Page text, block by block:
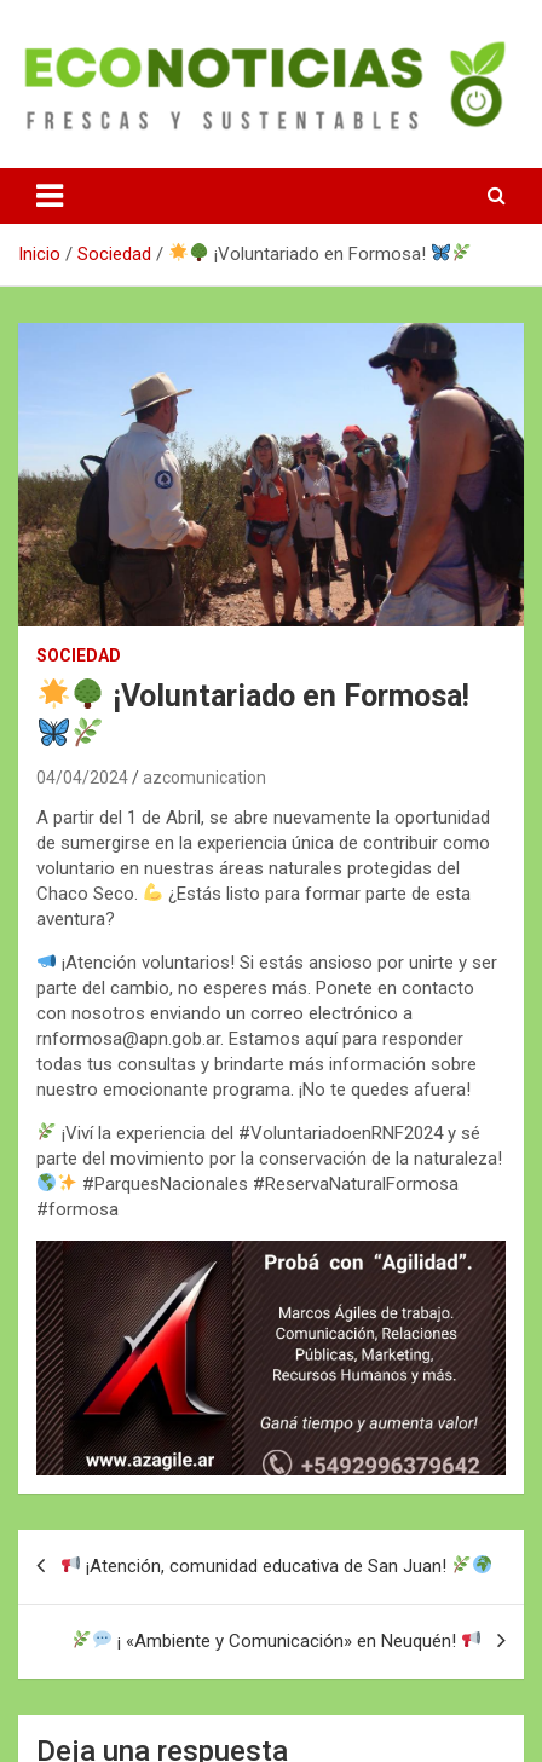
contenido
Econoticias
Inicio Sociedad ¡Voluntariado en Formosa!
SOCIEDAD
¡Voluntariado en Formosa!
04/04/2024 azcomunication
A partir del 1 de Abril, se abre nuevamente la oportunidad
de sumergirse en la experiencia única de contribuir como
voluntario en nuestras áreas naturales protegidas del
Chaco Seco.
¿Estás listo para formar parte de esta
aventura?
¡Atención voluntarios! Si estás ansioso por unirte y ser
parte del cambio, no esperes más. Ponete en contacto
con nosotros enviando un correo electrónico a
rnformosa@apn.gob.ar. Estamos aquí para responder
todas tus consultas y brindarte más información sobre
nuestro emocionante programa. ¡No te quedes afuera!
¡Viví la experiencia del #VoluntariadoenRNF2024 y sé
parte del movimiento por la conservación de la naturaleza!
#ParquesNacionales #ReservaNaturalFormosa
#formosa
entradas
¡Atención, comunidad educativa de San Juan!
¡ «Ambiente y Comunicación» en Neuquén!
Deja una respuesta